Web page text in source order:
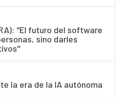
"El futuro del software
sino darles
la era de la IA autónoma